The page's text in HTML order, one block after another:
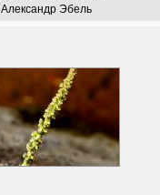
Александр Эбель